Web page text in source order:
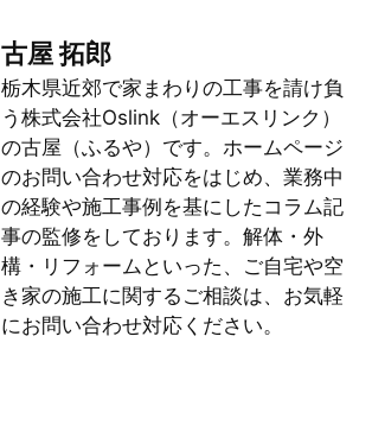
古屋 拓郎
栃木県近郊で家まわりの工事を請け負
う株式会社Oslink（オーエスリンク）
の古屋（ふるや）です。ホームページ
のお問い合わせ対応をはじめ、業務中
の経験や施工事例を基にしたコラム記
事の監修をしております。解体・外
構・リフォームといった、ご自宅や空
き家の施工に関するご相談は、お気軽
にお問い合わせ対応ください。